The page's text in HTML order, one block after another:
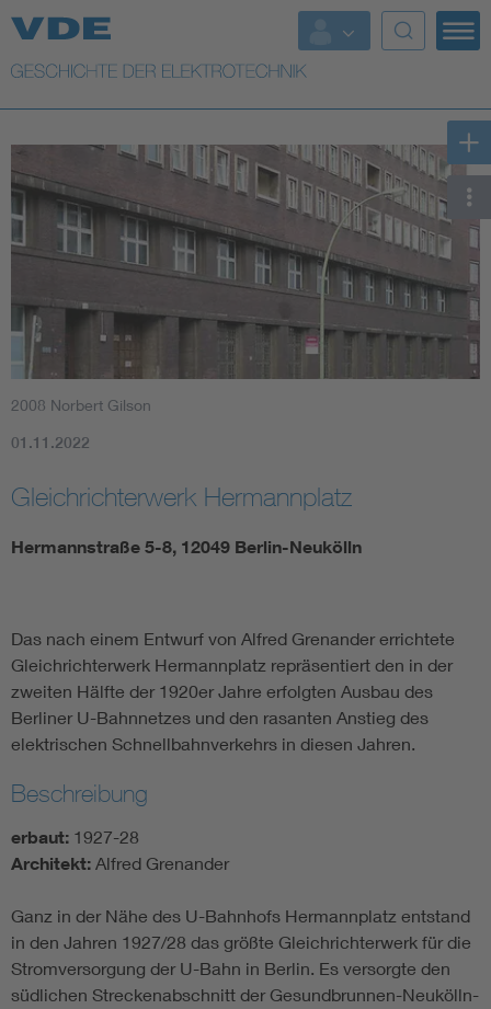
Top Themen
Weitere Themen
2008 Norbert Gilson
01.11.2022
Gleichrichterwerk Hermannplatz
Hermannstraße 5-8, 12049 Berlin-Neukölln
Das nach einem Entwurf von Alfred Grenander errichtete
Gleichrichterwerk Hermannplatz repräsentiert den in der
zweiten Hälfte der 1920er Jahre erfolgten Ausbau des
Berliner U-Bahnnetzes und den rasanten Anstieg des
elektrischen Schnellbahnverkehrs in diesen Jahren.
Beschreibung
erbaut: 1927-28
Architekt: Alfred Grenander
Ganz in der Nähe des U-Bahnhofs Hermannplatz entstand
in den Jahren 1927/28 das größte Gleichrichterwerk für die
Stromversorgung der U-Bahn in Berlin. Es versorgte den
südlichen Streckenabschnitt der Gesundbrunnen-Neukölln-